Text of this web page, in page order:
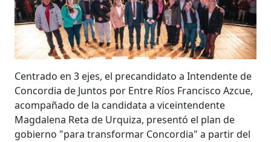
Centrado en 3 ejes, el precandidato a Intendente de
Concordia de Juntos por Entre Ríos Francisco Azcue,
acompañado de la candidata a viceintendente
Magdalena Reta de Urquiza, presentó el plan de
gobierno "para transformar Concordia" a partir del